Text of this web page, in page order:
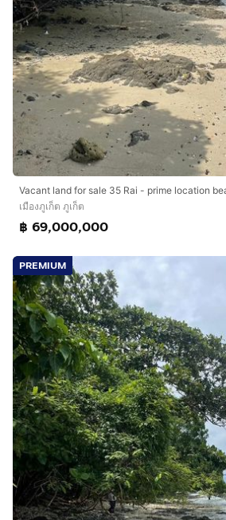
เมืองภูเก็ต ภูเก็ต
฿ 69,000,000
PREMIUM